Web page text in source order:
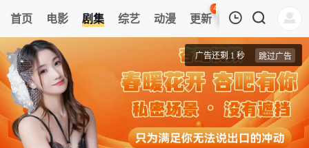
首页 电影 剧集 综艺 动漫 更新
43
热榜 APP
1
清空